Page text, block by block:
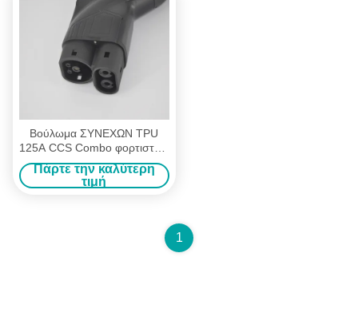
Βούλωμα ΣΥΝΕΧΩΝ TPU
125A CCS Combo φορτιστών
GBT της EV με το
προσαρμοσμένο μήκος
Πάρτε την καλύτερη
τιμή
1